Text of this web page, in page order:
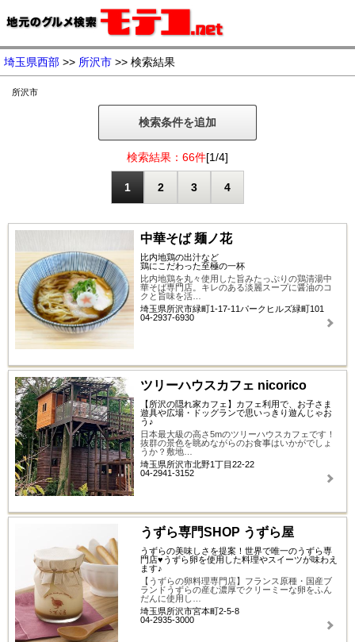
埼玉県西部 >> 所沢市 >> 検索結果
所沢市
検索条件を追加
検索結果：66件[1/4]
1 2 3 4
中華そば 麺ノ花
比内地鶏の出汁など
鶏にこだわった至極の一杯
比内地鶏を丸々使用した旨みたっぷりの鶏清湯中
華そば専門店。キレのある淡麗スープに醤油のコ
クと旨味を活…
埼玉県所沢市緑町1-17-11パークヒルズ緑町101
04-2937-6930
ツリーハウスカフェ nicorico
【所沢の隠れ家カフェ】カフェ利用で、お子さま
遊具や広場・ドッグランで思いっきり遊んじゃお
う♪
日本最大級の高さ5mのツリーハウスカフェです！
抜群の景色を眺めながらのお食事はいかがでしょ
うか？敷地…
埼玉県所沢市北野1丁目22-22
04-2941-3152
うずら専門SHOP うずら屋
うずらの美味しさを提案！世界で唯一のうずら専
門店♥うずら卵を使用した料理やスイーツが味わえ
ます♪
【うずらの卵料理専門店】フランス原種・国産ブ
ランドうずらの産む濃厚でクリーミーな卵をふん
だんに使用し…
埼玉県所沢市宮本町2-5-8
04-2935-3000